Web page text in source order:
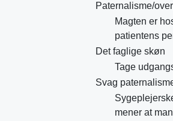
Paternalisme/
Magten er
patientens
Det faglige skøn
Tage
Svag
mener at